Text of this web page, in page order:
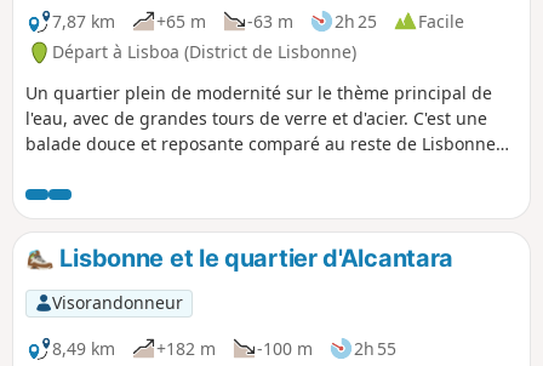
7,87 km +65 m -63 m 2h 25
Facile
Départ à Lisboa (District de Lisbonne)
Un quartier plein de modernité sur le thème principal de
l'eau, avec de grandes tours de verre et d'acier. C'est une
balade douce et reposante comparé au reste de Lisbonne
commercial y ont élu domicile.
Lisbonne et le quartier d'Alcantara
Visorandonneur
8,49 km
+182 m -100 m
2h 55